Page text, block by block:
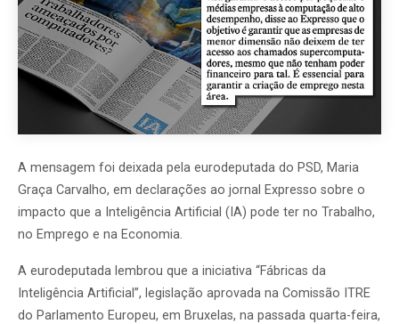
A mensagem foi deixada pela eurodeputada do PSD, Maria
Graça Carvalho, em declarações ao jornal Expresso sobre o
impacto que a Inteligência Artificial (IA) pode ter no Trabalho,
no Emprego e na Economia.
A eurodeputada lembrou que a iniciativa “Fábricas da
Inteligência Artificial”, legislação aprovada na Comissão ITRE
do Parlamento Europeu, em Bruxelas, na passada quarta-feira,